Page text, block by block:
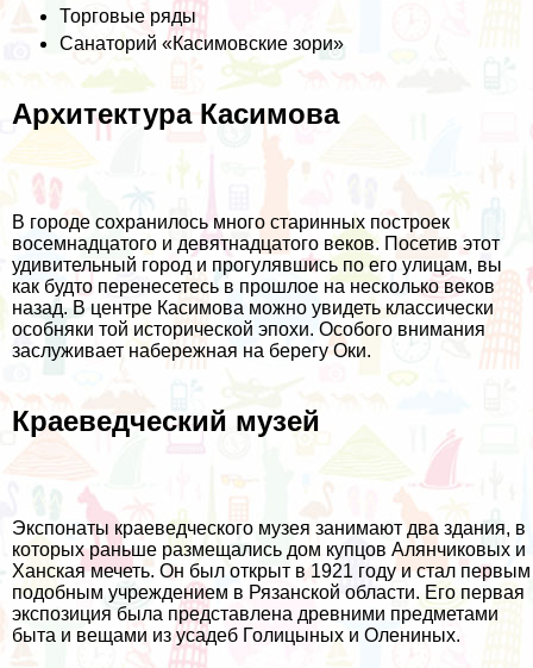
Торговые ряды
Санаторий «Касимовские зори»
Архитектура Касимова
В городе сохранилось много старинных построек
восемнадцатого и девятнадцатого веков. Посетив этот
удивительный город и прогулявшись по его улицам, вы
как будто перенесетесь в прошлое на несколько веков
назад. В центре Касимова можно увидеть классически
особняки той исторической эпохи. Особого внимания
заслуживает набережная на берегу Оки.
Краеведческий музей
Экспонаты краеведческого музея занимают два здания, в
которых раньше размещались дом купцов Алянчиковых и
Ханская мечеть. Он был открыт в 1921 году и стал первым
подобным учреждением в Рязанской области. Его первая
экспозиция была представлена древними предметами
быта и вещами из усадеб Голицыных и Олениных.